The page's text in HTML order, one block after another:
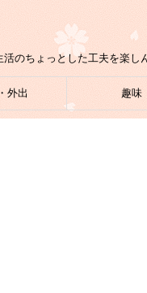
のちょっとした工夫を楽し
外出 趣味